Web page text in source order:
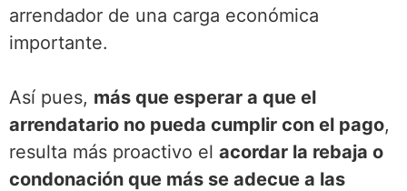
arrendador de una carga económica
importante.
Así pues, más que esperar a que el
arrendatario no pueda cumplir con el pago,
resulta más proactivo el acordar la rebaja o
condonación que más se adecue a las